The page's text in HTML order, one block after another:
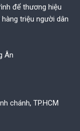
để thương hiệu
triệu người dân
Ân
chánh, TP.HCM